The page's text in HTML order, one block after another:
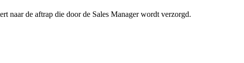
naar de aftrap die door de Sales Manager wordt verzorgd.